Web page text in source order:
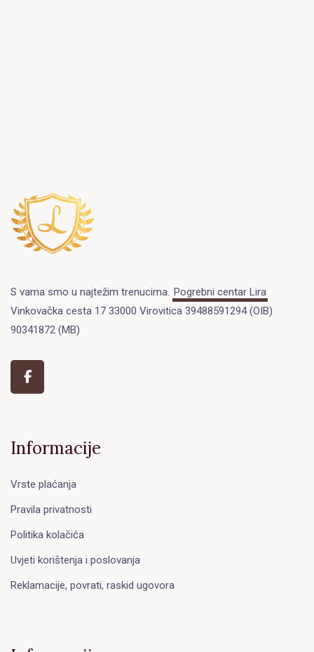
S vama smo u najtežim trenucima. Pogrebni centar Lira
Vinkovačka cesta 17 33000 Virovitica 39488591294 (OIB)
90341872 (MB)
Informacije
Vrste plaćanja
Pravila privatnosti
Politika kolačića
Uvjeti korištenja i poslovanja
Reklamacije, povrati, raskid ugovora